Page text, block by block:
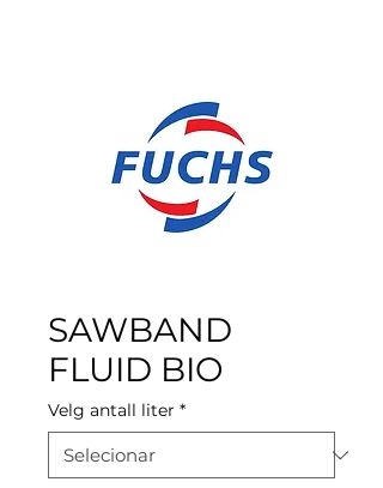
SAWBAND
FLUID BIO
Velg antall liter *